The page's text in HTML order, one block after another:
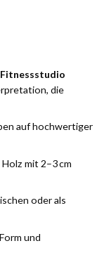
die
auf hochwertiger
mit 2–3 cm
oder als
und